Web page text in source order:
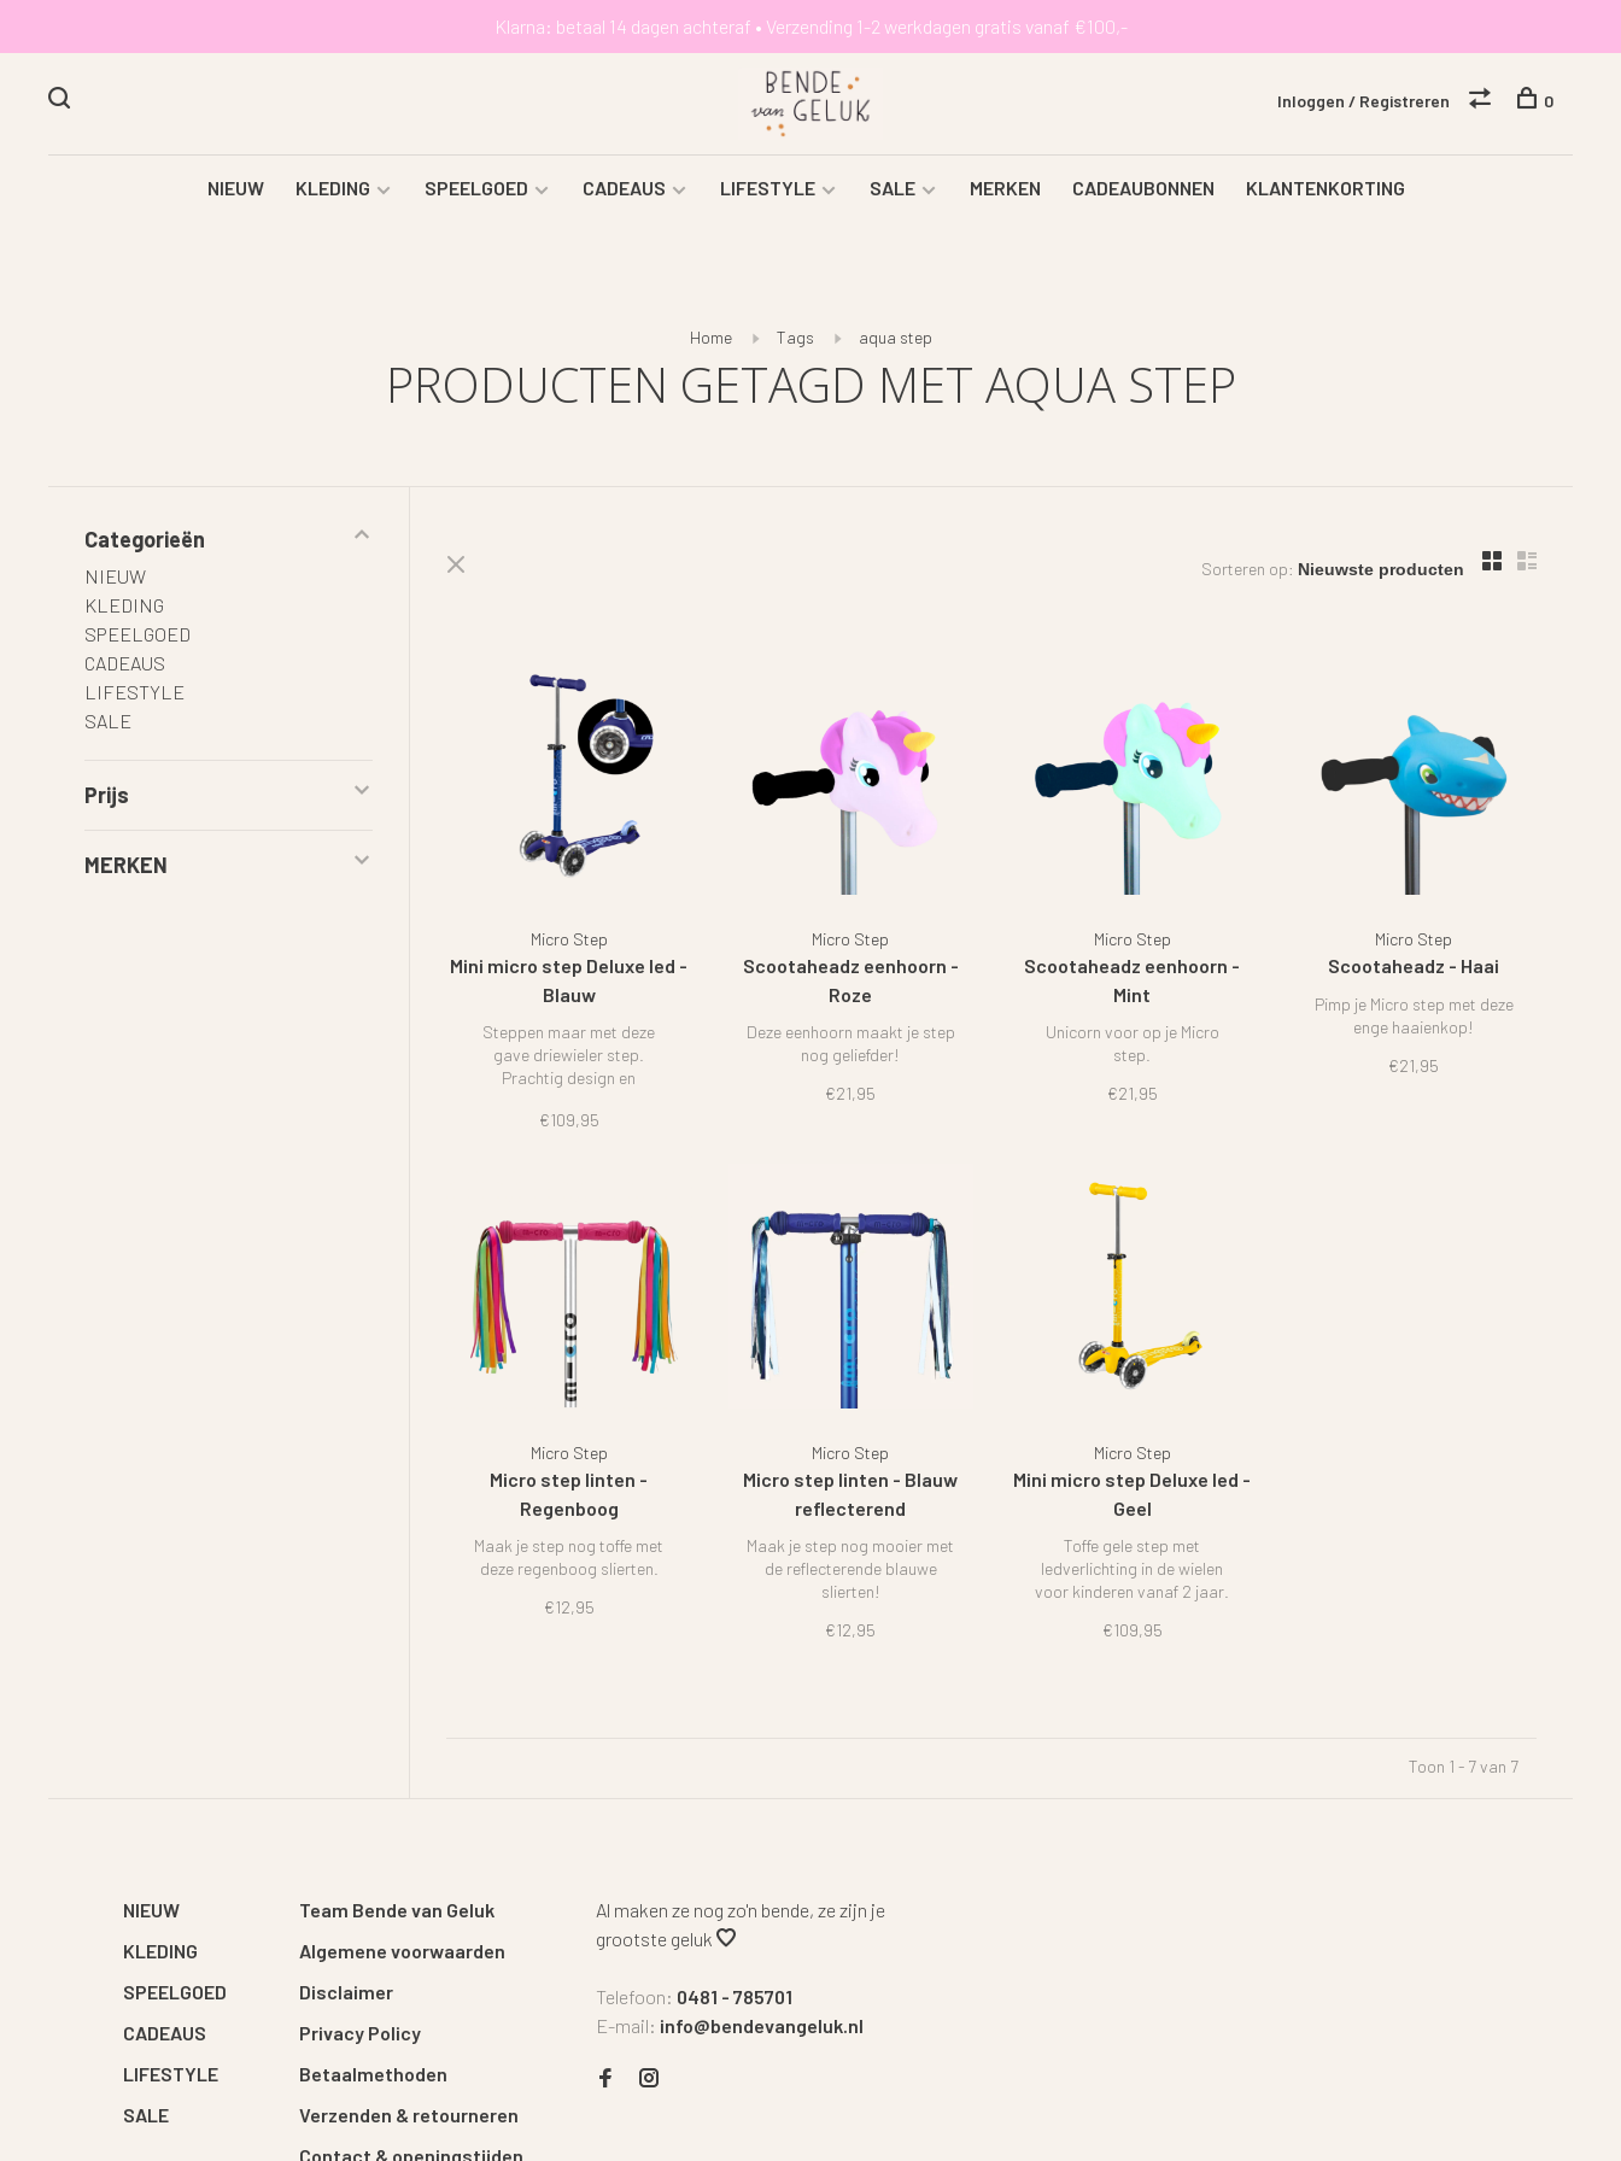
Klarna: betaal 14 dagen achteraf • Verzending 1-2 werkdagen gratis vanaf €100,-
NIEUW KLEDING SPEELGOED CADEAUS LIFESTYLE SALE MERKEN CADEAUBONNEN KLANTENKORTING
Inloggen / Registreren 0
Home Tags aqua step
PRODUCTEN GETAGD MET AQUA STEP
Categorieën
NIEUW
KLEDING
SPEELGOED
CADEAUS
LIFESTYLE
SALE
Prijs
MERKEN
Sorteren op:
Micro Step
Mini micro step Deluxe led -
Blauw
Steppen maar met deze
gave driewieler step.
Prachtig design en
€109,95
Micro Step
Scootaheadz eenhoorn -
Roze
Deze eenhoorn maakt je step
nog geliefder!
€21,95
Micro Step
Scootaheadz eenhoorn -
Mint
Unicorn voor op je Micro
step.
€21,95
Micro Step
Scootaheadz - Haai
Pimp je Micro step met deze
enge haaienkop!
€21,95
Micro Step
Micro step linten -
Regenboog
Maak je step nog toffe met
deze regenboog slierten.
€12,95
Micro Step
Micro step linten - Blauw
reflecterend
Maak je step nog mooier met
de reflecterende blauwe
slierten!
€12,95
Micro Step
Mini micro step Deluxe led -
Geel
Toffe gele step met
ledverlichting in de wielen
voor kinderen vanaf 2 jaar.
€109,95
Toon 1 - 7 van 7
NIEUW
KLEDING
SPEELGOED
CADEAUS
LIFESTYLE
SALE
Team Bende van Geluk
Algemene voorwaarden
Disclaimer
Privacy Policy
Betaalmethoden
Verzenden & retourneren
Contact & openingstijden
Al maken ze nog zo'n bende, ze zijn je
grootste geluk
Telefoon: 0481 - 785701
E-mail: info@bendevangeluk.nl